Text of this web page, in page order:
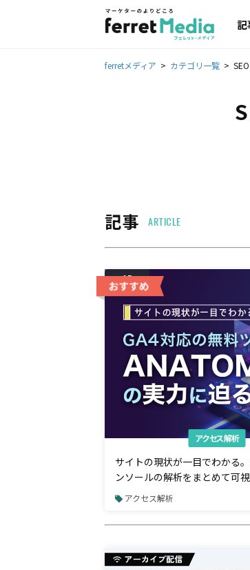
記
ferretメディア カテゴリ一覧
記事 ARTICLE
AD
アクセス解析
サイトの現状が一目でわかる
ンソールの解析をまとめて可
ール「ANATOMY」の魅力とは？
アクセス解析